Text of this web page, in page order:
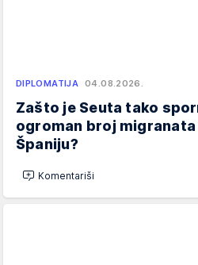
DIPLOMATIJA 04.08.2026.
Zašto je Seuta tako
ogroman broj migranata
Španiju?
Komentariši